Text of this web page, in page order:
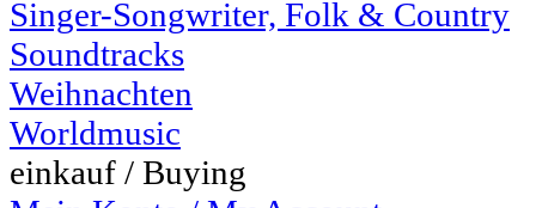
Singer-Songwriter, Folk & Country
Soundtracks
Weihnachten
Worldmusic
einkauf / Buying